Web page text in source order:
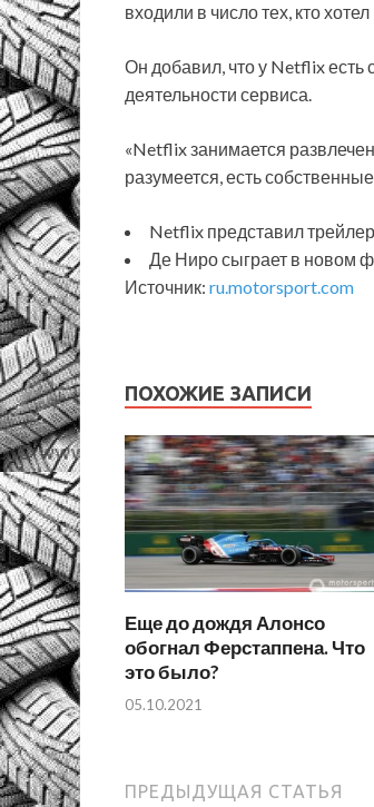
входили в число тех, кто
Он добавил, что у Netflix есть
деятельности сервиса.
«Netflix занимается
разумеется, есть
Netflix представил
Де Ниро сыграет в новом
Источник: ru.motorsport.com
ПОХОЖИЕ ЗАПИСИ
Еще до дождя Алонсо
обогнал Ферстаппена. Что
это было?
05.10.2021
ПРЕДЫДУЩАЯ СТАТЬЯ